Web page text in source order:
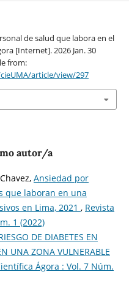
de salud que labora en el
[Internet]. 2026 Jan. 30
from:
article/view/297
autor/a
Ansiedad por
que laboran en una
en Lima, 2021 , Revista
1 (2022)
DE DIABETES EN
UNA ZONA VULNERABLE
Ágora : Vol. 7 Núm.